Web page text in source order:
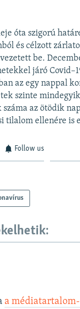
óta szigorú
és célzott
be.
járó
az egy nappal
szinte
száma az ötödik
tilalom ellenére is
Follow us
a